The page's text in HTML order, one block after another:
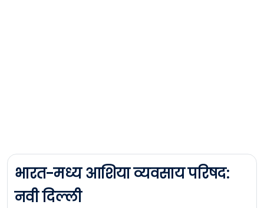
भारत-मध्य आशिया व्यवसाय परिषद:
नवी दिल्ली